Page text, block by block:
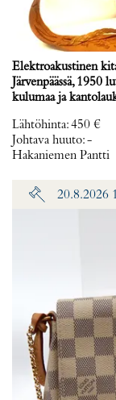
Elektroakustinen
Järvenpäässä, 1950
kulumaa ja
Lähtöhinta:450 €
Johtava huuto:-
Hakaniemen Pantti
20.8.2026